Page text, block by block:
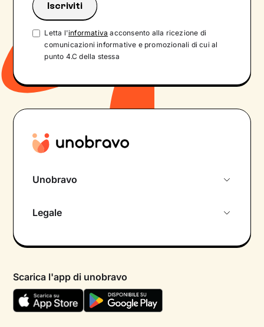
Letta l'informativa acconsento alla ricezione di
comunicazioni informative e promozionali di cui al
punto 4.C della stessa
Unobravo
Psicologo in chat
Aiuto urgente
FAQ
Legale
Termini e condizioni
Informativa Privacy
Scarica l'app di unobravo